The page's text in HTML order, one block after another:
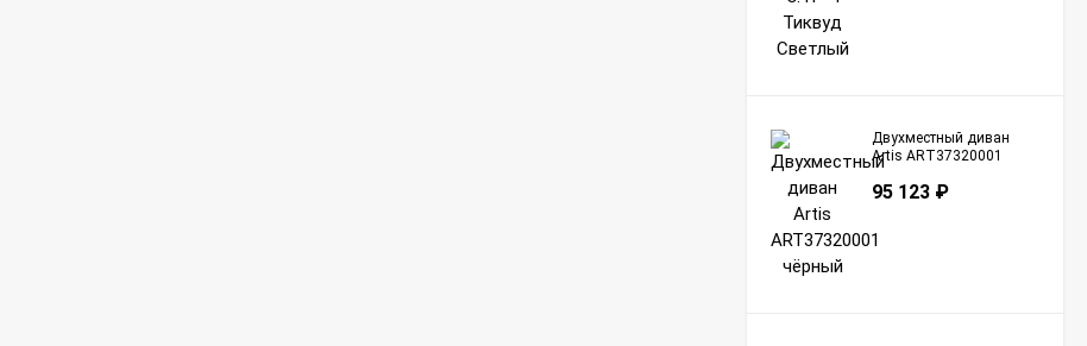
Двухместный диван
Artis ART37320001
95 123 ₽